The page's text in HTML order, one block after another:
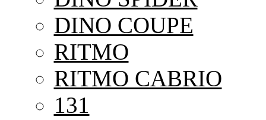
DINO COUPE
RITMO
RITMO CABRIO
131